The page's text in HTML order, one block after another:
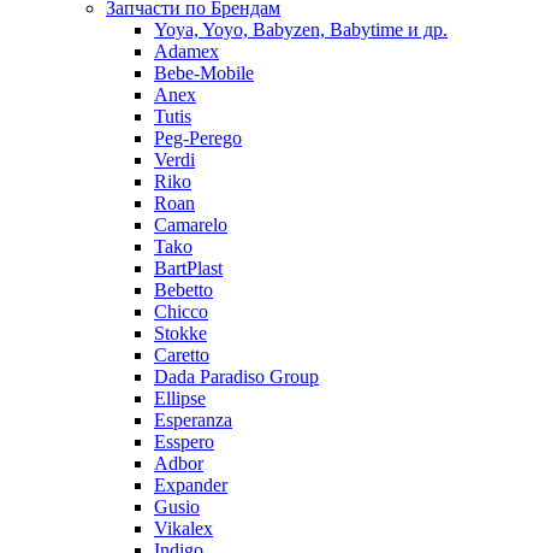
Запчасти по Брендам
Yoya, Yoyo, Babyzen, Babytime и др.
Adamex
Bebe-Mobile
Anex
Tutis
Peg-Perego
Verdi
Riko
Roan
Camarelo
Tako
BartPlast
Bebetto
Chicco
Stokke
Caretto
Dada Paradiso Group
Ellipse
Esperanza
Esspero
Adbor
Expander
Gusio
Vikalex